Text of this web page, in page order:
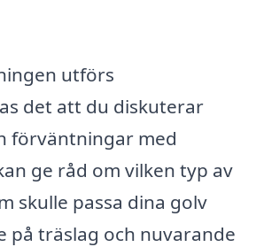
utförs
det att du diskuterar
förväntningar med
ge råd om vilken typ av
skulle passa dina golv
på träslag och nuvarande